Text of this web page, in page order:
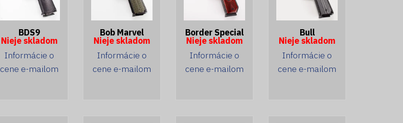
BDS9
Nieje skladom
Informácie o
cene e-mailom
Bob Marvel
Nieje skladom
Informácie o
cene e-mailom
Border Special
Nieje skladom
Informácie o
cene e-mailom
Bull
Nieje skladom
Informácie o
cene e-mailom